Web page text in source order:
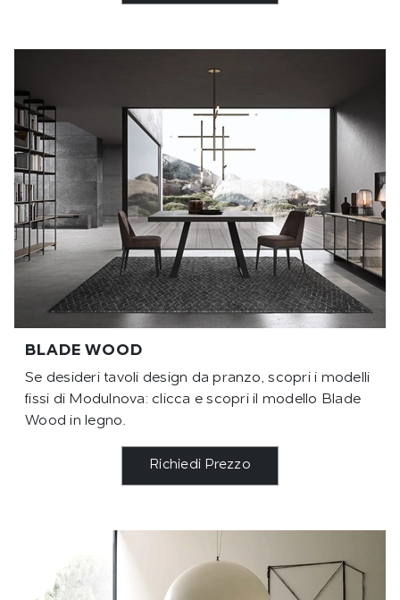
BLADE WOOD
Se desideri tavoli design da pranzo, scopri i modelli
fissi di Modulnova: clicca e scopri il modello Blade
Wood in legno.
Richiedi Prezzo